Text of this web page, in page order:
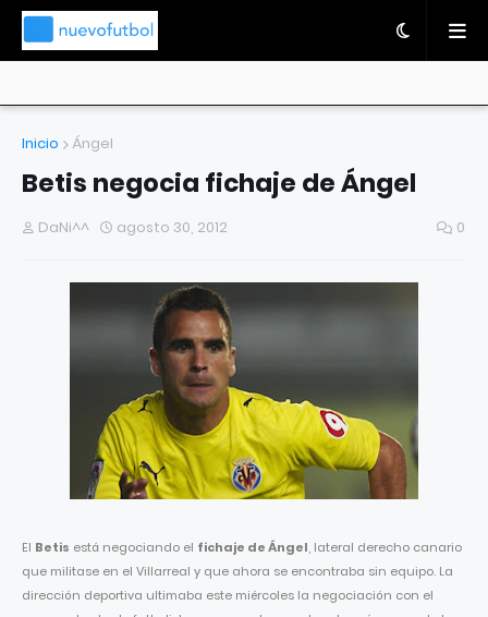
Inicio Ángel
Betis negocia fichaje de Ángel
DaNi^^ agosto 30, 2012 0
El Betis está negociando el fichaje de Ángel , lateral derecho canario
que militase en el Villarreal y que ahora se encontraba sin equipo. La
dirección deportiva ultimaba este miércoles la negociación con el